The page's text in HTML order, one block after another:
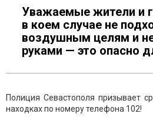
Уважаемые жители и
в коем случае не
воздушным целям и не
руками — это опасно
Полиция Севастополя призывает
находках по номеру телефона 102!